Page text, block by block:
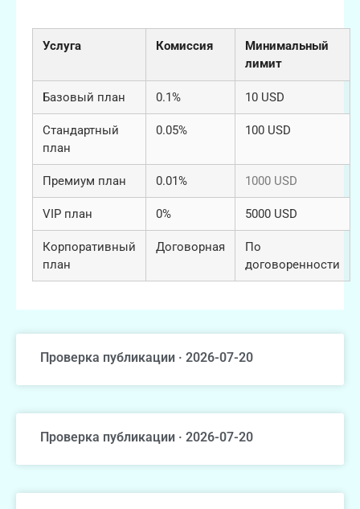
Услуга Комиссия
Минимальный
лимит
Базовый план 0.1% 10 USD
Стандартный
план
0.05% 100 USD
Премиум план 0.01% 1000 USD
VIP план 0% 5000 USD
Корпоративный
план
Договорная
По
договоренности
Проверка публикации · 2026-07-20
Проверка публикации · 2026-07-20